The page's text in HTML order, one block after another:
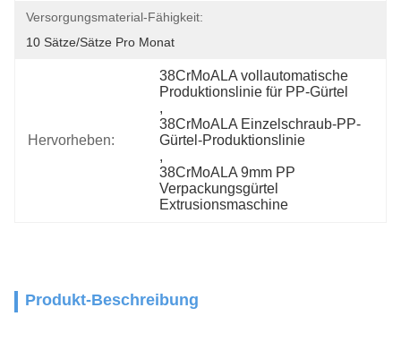
Versorgungsmaterial-Fähigkeit:
10 Sätze/Sätze Pro Monat
Hervorheben:
38CrMoALA vollautomatische
Produktionslinie für PP-Gürtel
,
38CrMoALA Einzelschraub-PP-
Gürtel-Produktionslinie
,
38CrMoALA 9mm PP
Verpackungsgürtel
Extrusionsmaschine
Produkt-Beschreibung